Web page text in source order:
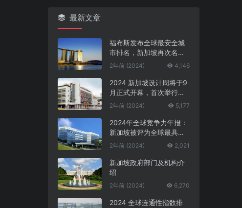
最新文章
福布斯发布全球最安全城
市排名，新加坡再次名列
第一
2年前 (2024) 4,146
2024 新加坡设计周将于9
月正式开幕，首次举行中
新设计对话
2年前 (2024) 5,177
2024年全球竞争力年报：
新加坡被评为全球最具竞
争力的国家第一名
2年前 (2024) 2,021
新加坡政府部门及机构介
绍
2年前 (2024) 6,270
2024 全球连通性指数排